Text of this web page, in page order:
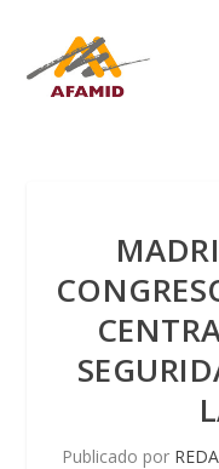
Publicado por